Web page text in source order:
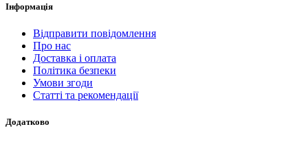
Інформація
Відправити повідомлення
Про нас
Доставка і оплата
Політика безпеки
Умови згоди
Статті та рекомендації
Додатково